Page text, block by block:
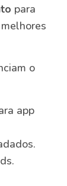
para
o
app